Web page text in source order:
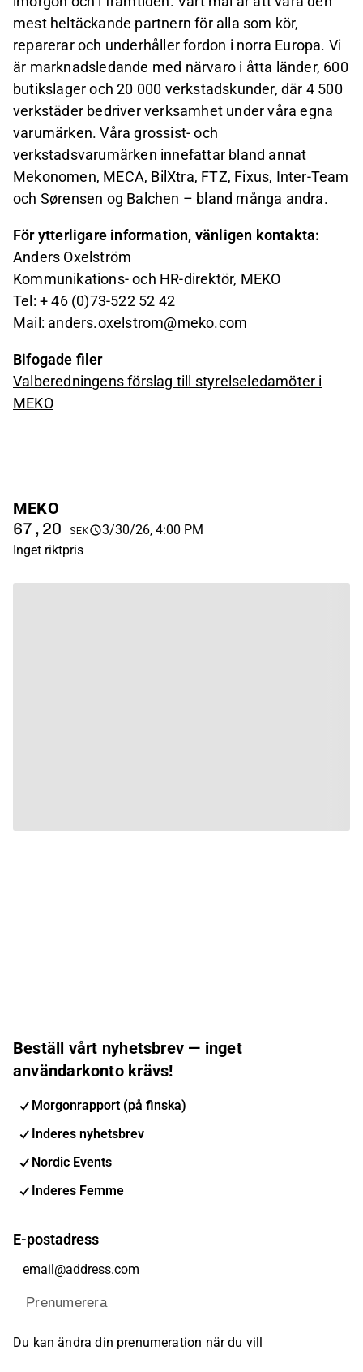
mest heltäckande partnern för alla som kör,
reparerar och underhåller fordon i norra Europa. Vi
är marknadsledande med närvaro i åtta länder, 600
butikslager och 20 000 verkstadskunder, där 4 500
verkstäder bedriver verksamhet under våra egna
varumärken. Våra grossist- och
verkstadsvarumärken innefattar bland annat
Mekonomen, MECA, BilXtra, FTZ, Fixus, Inter-Team
och Sørensen og Balchen – bland många andra.
För ytterligare information, vänligen kontakta:
Anders Oxelström
Kommunikations- och HR-direktör, MEKO
Tel: + 46 (0)73-522 52 42
Mail: anders.oxelstrom@meko.com
Bifogade filer
Valberedningens förslag till styrelseledamöter i
MEKO
MEKO
67,20 SEK
3/30/26, 4:00 PM
Inget riktpris
Beställ vårt nyhetsbrev — inget
användarkonto krävs!
Morgonrapport (på finska)
Inderes nyhetsbrev
Nordic Events
Inderes Femme
E-postadress
Prenumerera
Du kan ändra din prenumeration när du vill